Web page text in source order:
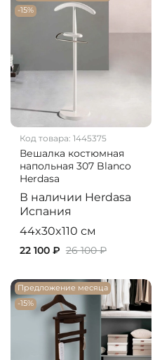
-15%
Код товара: 1445375
Вешалка костюмная
напольная 307 Blanco
Herdasa
В наличии Herdasa
Испания
44x30x110 см
22 100 ₽ 26 100 ₽
Предложение месяца
-15%